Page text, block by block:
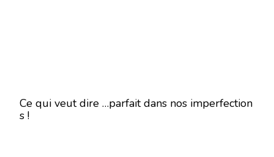
Ce qui veut dire …parfait dans nos imperfection
s !